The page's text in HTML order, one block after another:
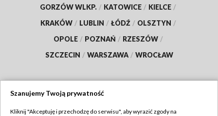
GORZÓW WLKP. / KATOWICE / KIELCE /
KRAKÓW / LUBLIN / ŁÓDŹ / OLSZTYN /
OPOLE / POZNAŃ / RZESZÓW /
SZCZECIN / WARSZAWA / WROCŁAW
Szanujemy Twoją prywatność
Kliknij "Akceptuję i przechodzę do serwisu", aby wyrazić zgody na